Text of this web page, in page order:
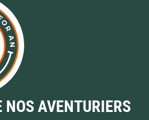
NOS AVENTURIERS